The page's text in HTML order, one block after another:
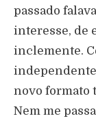
passado
interesse, de
inclemente.
novo formato
Nem me